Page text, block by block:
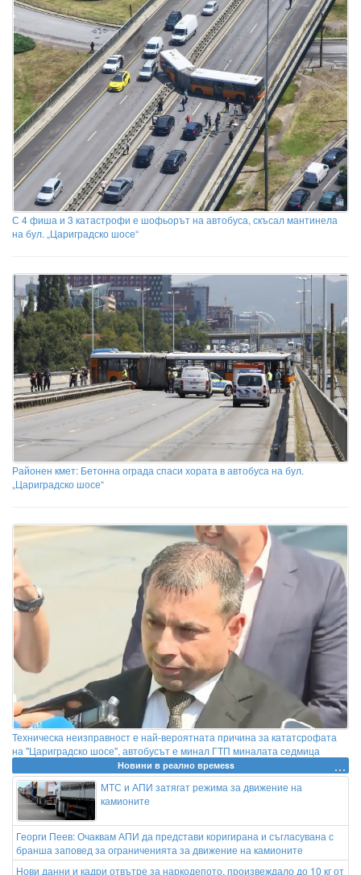
С 4 фиша и 3 катастрофи е шофьорът на автобуса, скъсал мантинела
на бул. „Цариградско шосе“
Районен кмет: Бетонна ограда спаси хората в автобуса на бул.
„Цариградско шосе“
Техническа неизправност е най-вероятната причина за кататсрофата
на "Цариградско шосе", автобусът е минал ГТП миналата седмица
Новини в реално времеss
МТС и АПИ затягат режима за движение на
камионите
Георги Пеев: Очаквам АПИ да представи коригирана и съгласувана с
бранша заповед за ограниченията за движение на камионите
Нови данни и кадри отвътре за наркодепото, произвеждало до 10 кг от